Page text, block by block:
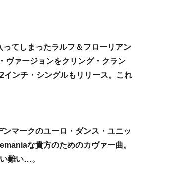
てしまったラルフ＆フローリアン
ヴァージョンをクリング・クラン
ンチ・シングルもリリース。これ
マークのユーロ・ダンス・ユニッ
な貴方のためのカヴァー曲。
難い…。